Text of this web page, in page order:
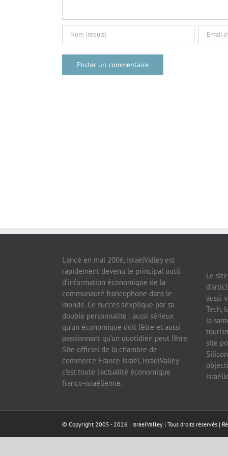
Lancé en mai 2006, IsraelValley est
rapidement devenu le principal outil
d’information économique de la
communauté francophone dans le
monde. Ce succès s’explique par sa
double personnalité : aussi sérieux
qu’un économique doit l’être et aussi
passionnant qu’un quotidien peut l’être.
Site officiel de la chambre de
commerce France Israël, IsraelValley
c’est toute l’actualité économique
franco-israélienne.
Le
aussi
Tech,
la
site
© Copyright 2005 -2026 | IsraelValley | Tous droits réservés |